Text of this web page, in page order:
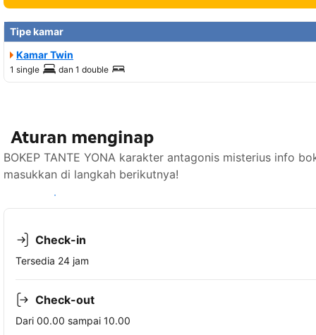
Tipe kamar
Kamar Twin
1 single dan 1 double
Aturan menginap
BOKEP TANTE YONA karakter antagonis misterius info
masukkan di langkah berikutnya!
Lihat ketersediaan
Check-in
Tersedia 24 jam
Check-out
Dari 00.00 sampai 10.00